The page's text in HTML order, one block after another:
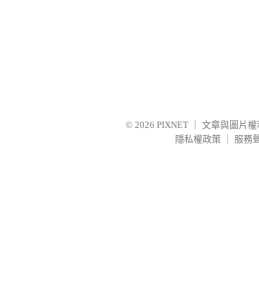
© 2026 PIXNET
文章與圖片
隱私權政策
服務